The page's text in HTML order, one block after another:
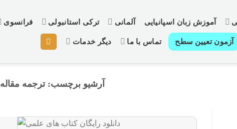
آموزش زبان اسپانیایی آلمانی ترکی استانبولی فرانسوی
آزمون تعیین سطح تماس با ما دیگر خدمات
آرشیو برچسب:ترجمه مقاله